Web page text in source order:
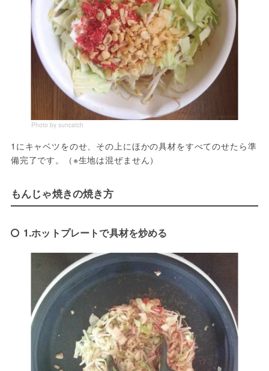
Photo by suncatch
1にキャベツをのせ、その上にほかの具材をすべてのせたら準
備完了です。（※生地は混ぜません）
もんじゃ焼きの焼き方
1.ホットプレートで具材を炒める